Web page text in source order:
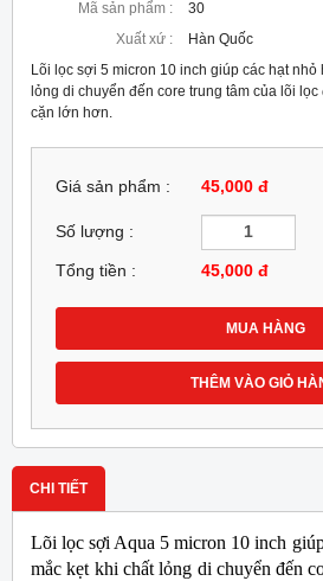
Mã sản phẩm :
30
Xuất xứ :
Hàn Quốc
Lõi lọc sợi 5 micron 10 inch giúp các hạt
lỏng di chuyển đến core trung tâm của lõi
cặn lớn hơn.
Giá sản phẩm : 45,000 đ
Số lượng :
Tổng tiền : 45,000 đ
MUA HÀNG
THÊM VÀO GIỎ
CHI TIẾT
Lõi lọc sợi Aqua 5 micron 10 inch
mắc kẹt khi chất lỏng di chuyển đến